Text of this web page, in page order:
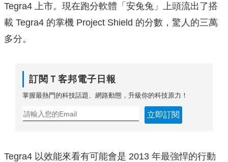
Tegra4 上市。現在跑分軟體「安兔兔」上頭流出了搭
載 Tegra4 的掌機 Project Shield 的分數，驚人的三萬
多分。
訂閱Ｔ客邦電子日報
掌握最熱門的科技話題、網路動態，升級你的科技原力！
立即訂閱
Tegra4 以效能來看有可能會是 2013 年最強悍的行動